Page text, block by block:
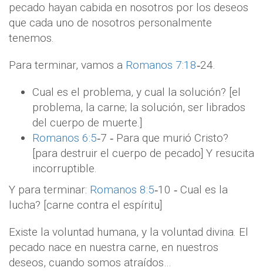
pecado hayan cabida en nosotros por los deseos
que cada uno de nosotros personalmente
tenemos.
Para terminar, vamos a Romanos 7:18‐24.
Cual es el problema, y cual la solución? [el
problema, la carne; la solución, ser librados
del cuerpo de muerte.]
Romanos 6:5‐7 ‐ Para que murió Cristo?
[para destruir el cuerpo de pecado] Y resucita
incorruptible.
Y para terminar: Romanos 8:5‐10 ‐ Cual es la
lucha? [carne contra el espíritu]
Existe la voluntad humana, y la voluntad divina. El
pecado nace en nuestra carne, en nuestros
deseos, cuando somos atraídos…